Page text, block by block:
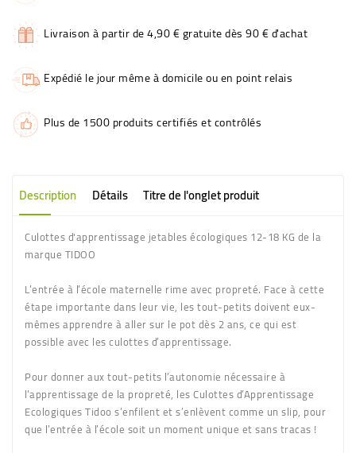
Livraison à partir de 4,90 € gratuite dès 90 € d'achat
Expédié le jour même à domicile ou en point relais
Plus de 1500 produits certifiés et contrôlés
Description Détails Titre de l'onglet produit
Culottes d'apprentissage jetables écologiques 12-18 KG de la
marque TIDOO
L’entrée à l’école maternelle rime avec propreté. Face à cette
étape importante dans leur vie, les tout-petits doivent eux-
mêmes apprendre à aller sur le pot dès 2 ans, ce qui est
possible avec les culottes d’apprentissage.
Pour donner aux tout-petits l’autonomie nécessaire à
l’apprentissage de la propreté, les Culottes d’Apprentissage
Ecologiques Tidoo s’enfilent et s’enlèvent comme un slip, pour
que l’entrée à l’école soit un moment unique et sans tracas !